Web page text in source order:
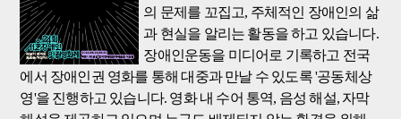
의 문제를 꼬집고, 주체적인 장애인의 삶
과 현실을 알리는 활동을 하고 있습니다.
장애인운동을 미디어로 기록하고 전국
에서 장애인권 영화를 통해 대중과 만날 수 있도록 '공동체상
영'을 진행하고 있습니다. 영화 내 수어 통역, 음성 해설, 자막